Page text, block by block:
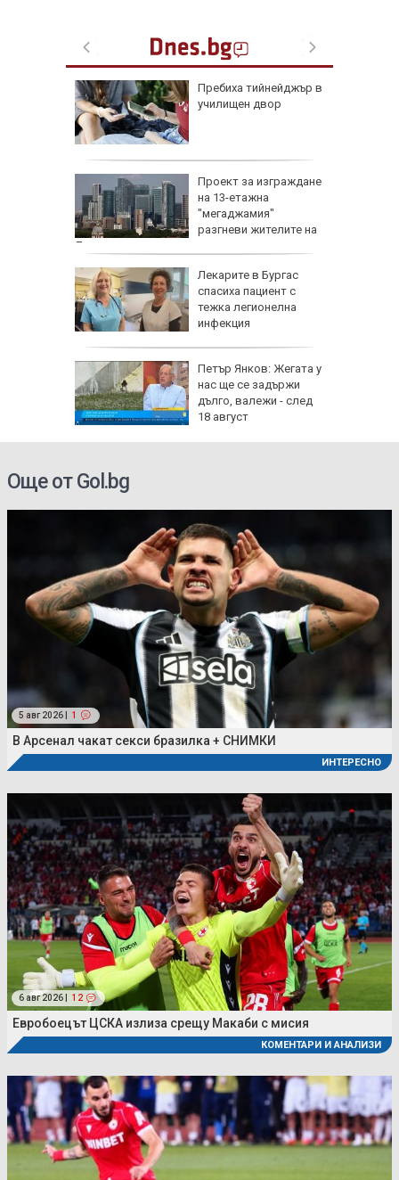
Пребиха тийнейджър в
училищен двор
Проект за изграждане
на 13-етажна
"мегаджамия"
разгневи жителите на
Лондон
Лекарите в Бургас
спасиха пациент с
тежка легионелна
инфекция
Петър Янков: Жегата у
нас ще се задържи
дълго, валежи - след
18 август
Още от Gol.bg
5 авг 2026 | 1
В Арсенал чакат секси бразилка + СНИМКИ
ИНТЕРЕСНО
6 авг 2026 | 12
Евробоецът ЦСКА излиза срещу Макаби с мисия
КОМЕНТАРИ И АНАЛИЗИ